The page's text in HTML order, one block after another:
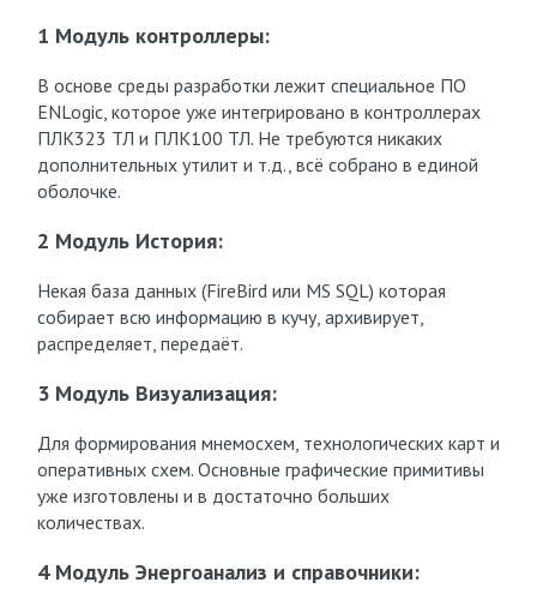
1 Модуль контроллеры:
В основе среды разработки лежит специальное ПО
ENLogic, которое уже интегрировано в контроллерах
ПЛК323 ТЛ и ПЛК100 ТЛ. Не требуются никаких
дополнительных утилит и т.д., всё собрано в единой
оболочке.
2 Модуль История:
Некая база данных (FireBird или MS SQL) которая
собирает всю информацию в кучу, архивирует,
распределяет, передаёт.
3 Модуль Визуализация:
Для формирования мнемосхем, технологических карт и
оперативных схем. Основные графические примитивы
уже изготовлены и в достаточно больших
количествах.
4 Модуль Энергоанализ и справочники: